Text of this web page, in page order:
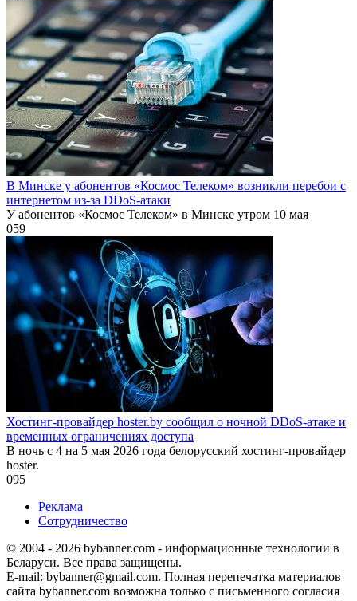
В Минске у абонентов «Космос Телеком» возникли перебои с
интернетом из-за DDoS-атаки
У абонентов «Космос Телеком» в Минске утром 10 мая
059
Хостинг-провайдер hoster.by сообщил о ночной DDoS-атаке и
временных ограничениях доступа
В ночь с 4 на 5 мая 2026 года белорусский хостинг-провайдер
hoster.
095
Реклама
Сотрудничество
© 2004 - 2026 bybanner.com - информационные технологии в
Беларуси. Все права защищены.
E-mail: bybanner@gmail.com. Полная перепечатка материалов
сайта bybanner.com возможна только с письменного согласия